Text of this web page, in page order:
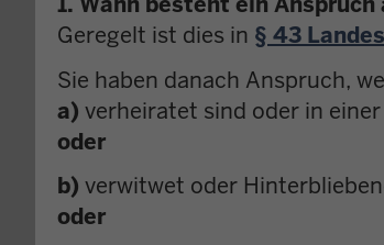
Geregelt ist dies in § 43
Sie haben danach Anspruch,
a) verheiratet sind oder in
oder
b) verwitwet oder
oder